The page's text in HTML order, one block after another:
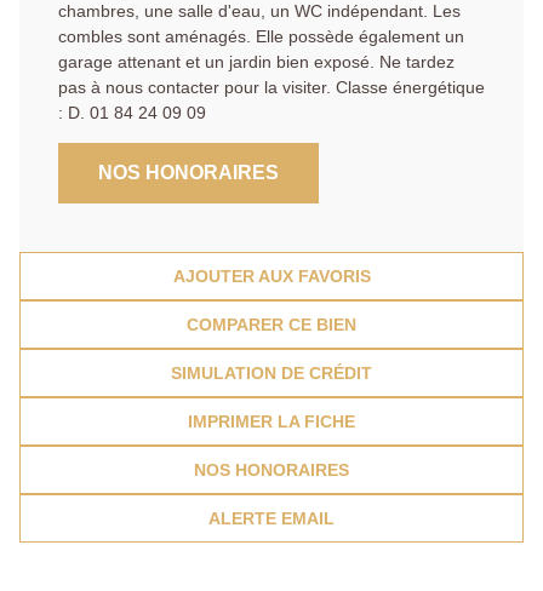
chambres, une salle d'eau, un WC indépendant. Les
combles sont aménagés. Elle possède également un
garage attenant et un jardin bien exposé. Ne tardez
pas à nous contacter pour la visiter. Classe énergétique
: D. 01 84 24 09 09
NOS HONORAIRES
AJOUTER AUX FAVORIS
COMPARER CE BIEN
SIMULATION DE CRÉDIT
IMPRIMER LA FICHE
NOS HONORAIRES
ALERTE EMAIL